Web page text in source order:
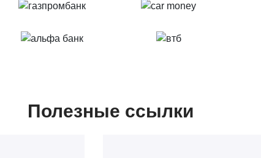
Полезные ссылки